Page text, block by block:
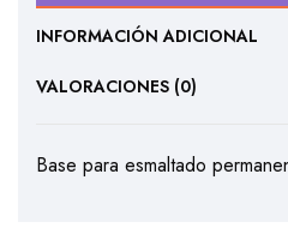
INFORMACIÓN ADICIONAL
VALORACIONES (0)
Base para esmaltado